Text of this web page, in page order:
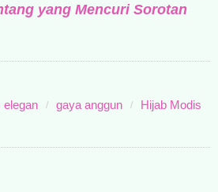
yang Mencuri Sorotan
elegan gaya anggun
Hijab Modis